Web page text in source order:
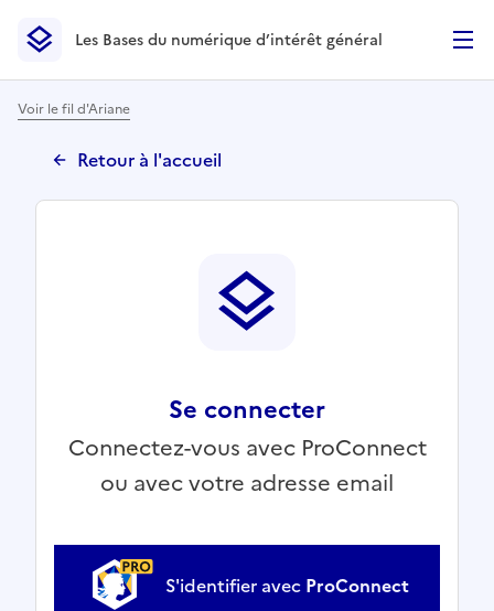
Les Bases du numérique d’intérêt général- Retour à la
Les Bases du numérique d’intérêt général
Voir le fil d'Ariane
Retour à l'accueil
Se connecter
Connectez-vous avec ProConnect
ou avec votre adresse email
S'identifier avec ProConnect